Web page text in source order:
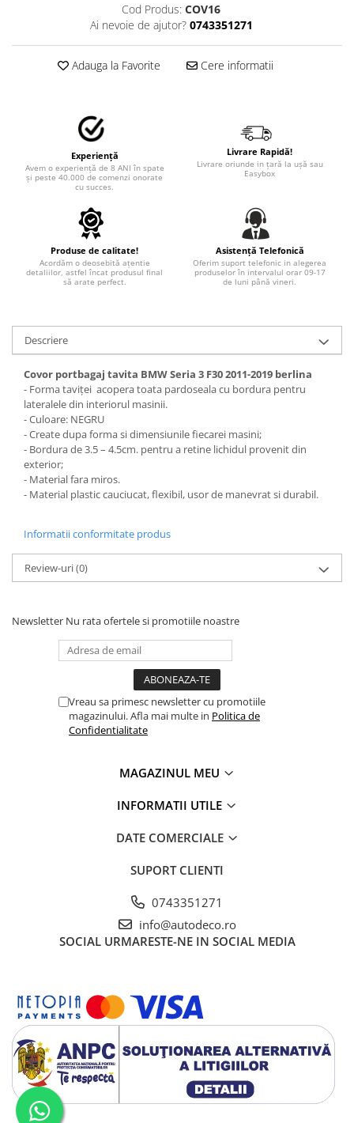
STICKERE MARI
MERCEDES CAMIOANE
RENAULT CAMIOANE
VOLVO CAMIOANE
STICKERE MOTO/ATV
18+ STICKER
4X4/OFF ROAD STICKER
CAR AUDIO
DIVERSE
DRIFT
LOW STICKERS
PARASOLARE
PAUL WALKER STICKER
PENTRU FETE
PRODUSE IN TRENDING
SETURI STICKERE
STICKERE CAPAC REZERVOR
STICKERE CRĂCIUN
STICKERE GEAM MIC
STICKERE JDM
STICKERE PENTRU CAPOTA
STICKERE PENTRU LATERALE
STICKERE PERSONALIZATE
STICKERE PERSONALIZATE
PRODUSE PERSONALIZATE FIRME
ECHIPAMENT DE LUCRU
TRICOURI PERSONALIZATE
TRICOURI MĂRCI AUTO
TRICOURI AUDI
TRICOURI BMW
TRICOURI DACIA
TRICOURI FORD
Cod Produs: COV16
Ai nevoie de ajutor? 0743351271
Adauga la Favorite Cere informatii
Experiență
Avem o experiență de 8 ANI în spate
și peste 40.000 de comenzi onorate
cu succes.
Livrare Rapidă!
Livrare oriunde in țară la ușă sau
Easybox
Produse de calitate!
Acordăm o deosebită ațentie
detaliilor, astfel încat produsul final
să arate perfect.
Asistență Telefonică
Oferim suport telefonic in alegerea
produselor în intervalul orar 09-17
de luni până vineri.
Descriere
Covor portbagaj tavita BMW Seria 3 F30 2011-2019 berlina
- Forma taviței acopera toata pardoseala cu bordura pentru
lateralele din interiorul masinii.
- Culoare: NEGRU
- Create dupa forma si dimensiunile fiecarei masini;
- Bordura de 3.5 – 4.5cm. pentru a retine lichidul provenit din
exterior;
- Material fara miros.
- Material plastic cauciucat, flexibil, usor de manevrat si durabil.
Informatii conformitate produs
Review-uri(0)
Newsletter Nu rata ofertele si promotiile noastre
Vreau sa primesc newsletter cu promotiile
magazinului. Afla mai multe in Politica de
Confidentialitate
MAGAZINUL MEU
INFORMATII UTILE
DATE COMERCIALE
SUPORT CLIENTI
0743351271
info@autodeco.ro
SOCIAL URMARESTE-NE IN SOCIAL MEDIA